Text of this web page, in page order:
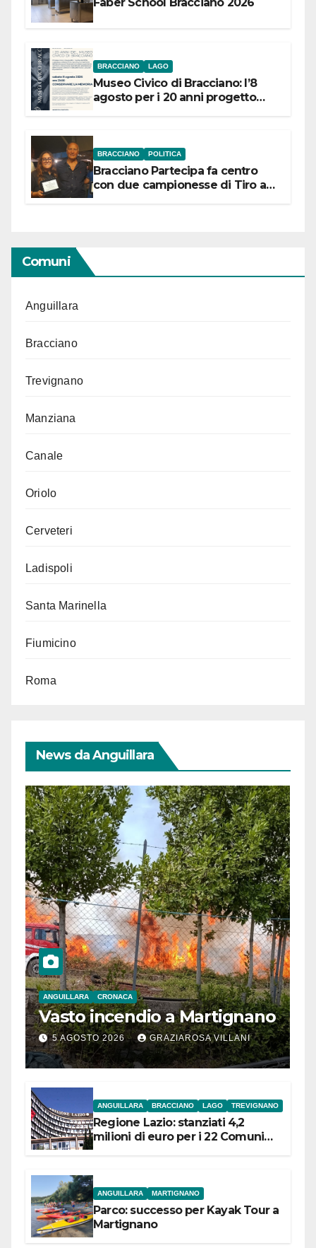
Faber School Bracciano 2026
BRACCIANO LAGO
Museo Civico di Bracciano: l’8
agosto per i 20 anni progetto
BRACCIANO POLITICA
Bracciano Partecipa fa centro
con due campionesse di Tiro a
Comuni
Anguillara
Bracciano
Trevignano
Manziana
Canale
Oriolo
Cerveteri
Ladispoli
Santa Marinella
Fiumicino
Roma
News da Anguillara
ANGUILLARA CRONACA
Vasto incendio a Martignano
5 AGOSTO 2026 GRAZIAROSA VILLANI
ANGUILLARA BRACCIANO LAGO TREVIGNANO
Regione Lazio: stanziati 4,2
milioni di euro per i 22 Comuni
ANGUILLARA MARTIGNANO
Parco: successo per Kayak Tour a
Martignano